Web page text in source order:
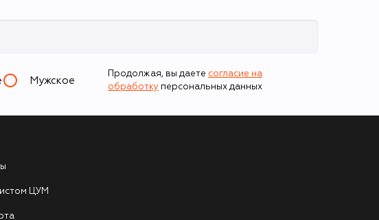
Мужское
Продолжая, вы даете согласие на
обработку персональных данных
ЦУМ